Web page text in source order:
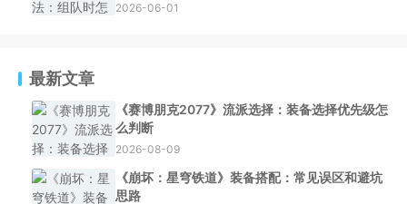
2026-06-01
最新文章
《赛博朋克2077》流派选择：装备选择优先级怎
么判断
2026-08-09
《崩坏：星穹铁道》装备搭配：常见误区和避坑
思路